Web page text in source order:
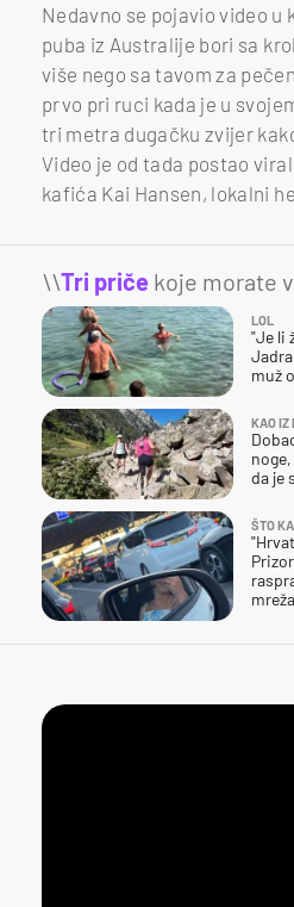
Nedavno se pojavio video u
puba iz Australije bori sa
više nego sa tavom za
prvo pri ruci kada je u
tri metra dugačku zvijer
Video je od tada postao
kafića Kai Hansen, lokalni
\\Tri priče koje morate
LOL
"Je li
muž
KAO IZ
da je
ŠTO